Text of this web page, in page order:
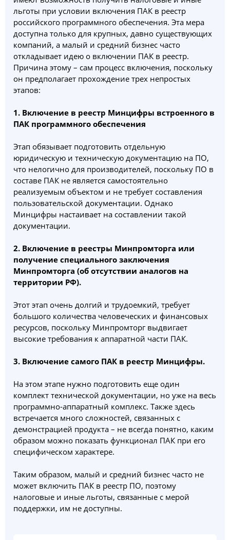
льготы при условии включения ПАК в реестр
российского программного обеспечения. Эта мера
доступна только для крупных, давно существующих
компаний, а малый и средний бизнес часто
откладывает идею о включении ПАК в реестр.
Причина этому – сам процесс включения, поскольку
он предполагает прохождение трех непростых
этапов:
1. Включение в реестр Минцифры встроенного в
ПАК программного обеспечения
Этап обязывает подготовить отдельную
юридическую и техническую документацию на ПО,
что нелогично для производителей, поскольку ПО в
составе ПАК не является самостоятельно
реализуемым объектом и не требует составления
пользовательской документации. Однако
Минцифры настаивает на составлении такой
документации.
2. Включение в реестры Минпромторга или
получение специального заключения
Минпромторга (об отсутствии аналогов на
территории РФ).
Этот этап очень долгий и трудоемкий, требует
большого количества человеческих и финансовых
ресурсов, поскольку Минпромторг выдвигает
высокие требования к аппаратной части ПАК.
3. Включение самого ПАК в реестр Минцифры.
На этом этапе нужно подготовить еще один
комплект технической документации, но уже на весь
программно-аппаратный комплекс. Также здесь
встречается много сложностей, связанных с
демонстрацией продукта – не всегда понятно, каким
образом можно показать функционал ПАК при его
специфическом характере.
Таким образом, малый и средний бизнес часто не
может включить ПАК в реестр ПО, поэтому
налоговые и иные льготы, связанные с мерой
поддержки, им не доступны.